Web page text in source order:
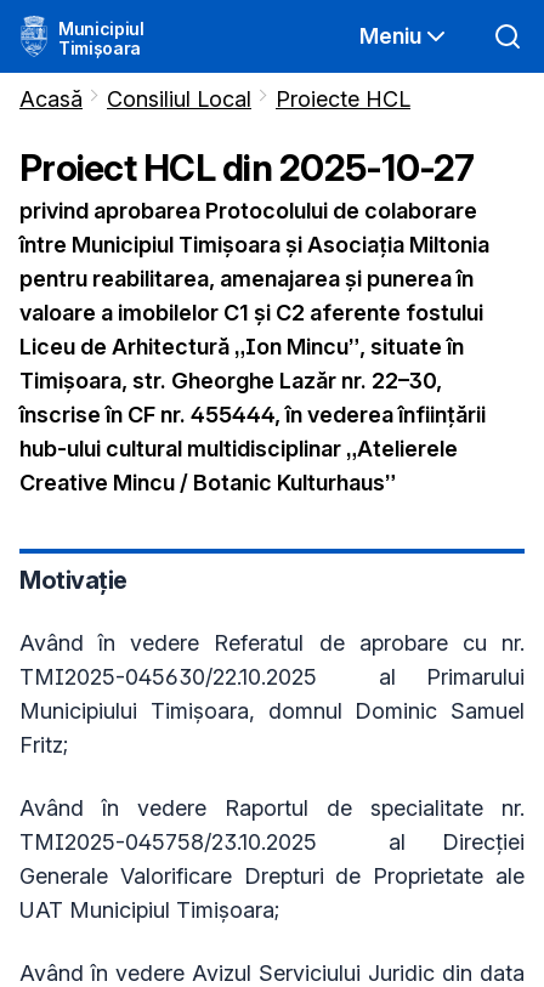
Municipiul
Timișoara
Meniu
Acasă Consiliul Local Proiecte HCL
Proiect HCL din2025-10-27
privind aprobarea Protocolului de colaborare
între Municipiul Timișoara și Asociația Miltonia
pentru reabilitarea, amenajarea și punerea în
valoare a imobilelor C1 și C2 aferente fostului
Liceu de Arhitectură „Ion Mincu”, situate în
Timișoara, str. Gheorghe Lazăr nr. 22–30,
înscrise în CF nr. 455444, în vederea înființării
hub-ului cultural multidisciplinar „Atelierele
Creative Mincu / Botanic Kulturhaus”
Motivație
Având în vedere Referatul de aprobare cu nr.
TMI2025-045630/22.10.2025 al Primarului
Municipiului Timișoara, domnul Dominic Samuel
Fritz;
Având în vedere Raportul de specialitate nr.
TMI2025-045758/23.10.2025 al Direcției
Generale Valorificare Drepturi de Proprietate ale
UAT Municipiul Timișoara;
Având în vedere Avizul Serviciului Juridic din data